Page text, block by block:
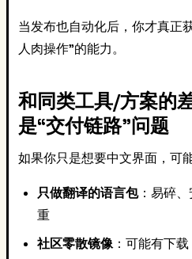
当发布也自动化后，你才真正
人肉操作”的能力。
和同类工具/方案的
是“交付链路”问题
如果你只是想要中文界面，可
只做翻译的语言包：易碎
重
社区零散镜像：可能有下